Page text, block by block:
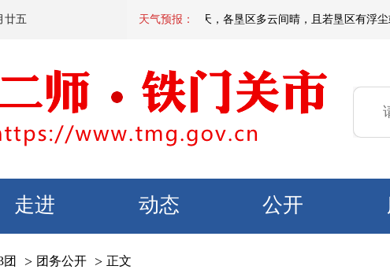
廿五 天气预报：
预计：今天夜间到明天白天，各垦区多云间晴，且若垦区有浮
走进 动态 公开
团 > 团务公开 > 正文